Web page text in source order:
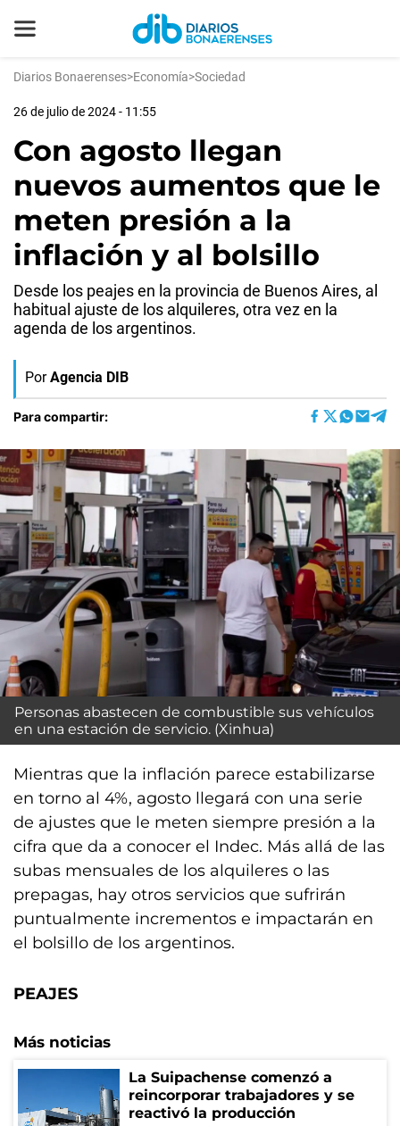
Diarios Bonaerenses>Economía>Sociedad
26 de julio de 2024 - 11:55
Con agosto llegan
nuevos aumentos que le
meten presión a la
inflación y al bolsillo
Desde los peajes en la provincia de Buenos Aires, al
habitual ajuste de los alquileres, otra vez en la
agenda de los argentinos.
Por Agencia DIB
Para compartir:
Personas abastecen de combustible sus vehículos
en una estación de servicio. (Xinhua)
Mientras que la inflación parece estabilizarse
en torno al 4%, agosto llegará con una serie
de ajustes que le meten siempre presión a la
cifra que da a conocer el Indec. Más allá de las
subas mensuales de los alquileres o las
prepagas, hay otros servicios que sufrirán
puntualmente incrementos e impactarán en
el bolsillo de los argentinos.
PEAJES
Más noticias
La Suipachense comenzó a
reincorporar trabajadores y se
reactivó la producción